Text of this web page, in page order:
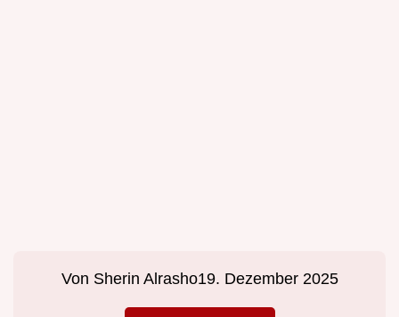
Von Sherin Alrasho19. Dezember 2025